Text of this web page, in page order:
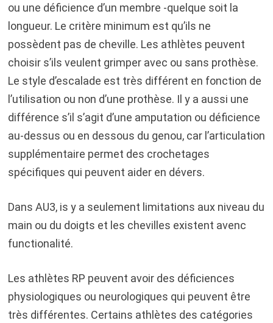
ou une déficience d’un membre -quelque soit la
longueur. Le critère minimum est qu’ils ne
possèdent pas de cheville. Les athlètes peuvent
choisir s’ils veulent grimper avec ou sans prothèse.
Le style d’escalade est très différent en fonction de
l’utilisation ou non d’une prothèse. Il y a aussi une
différence s’il s’agit d’une amputation ou déficience
au-dessus ou en dessous du genou, car l’articulation
supplémentaire permet des crochetages
spécifiques qui peuvent aider en dévers.
Dans AU3, is y a seulement limitations aux niveau du
main ou du doigts et les chevilles existent avenc
functionalité.
Les athlètes RP peuvent avoir des déficiences
physiologiques ou neurologiques qui peuvent être
très différentes. Certains athlètes des catégories